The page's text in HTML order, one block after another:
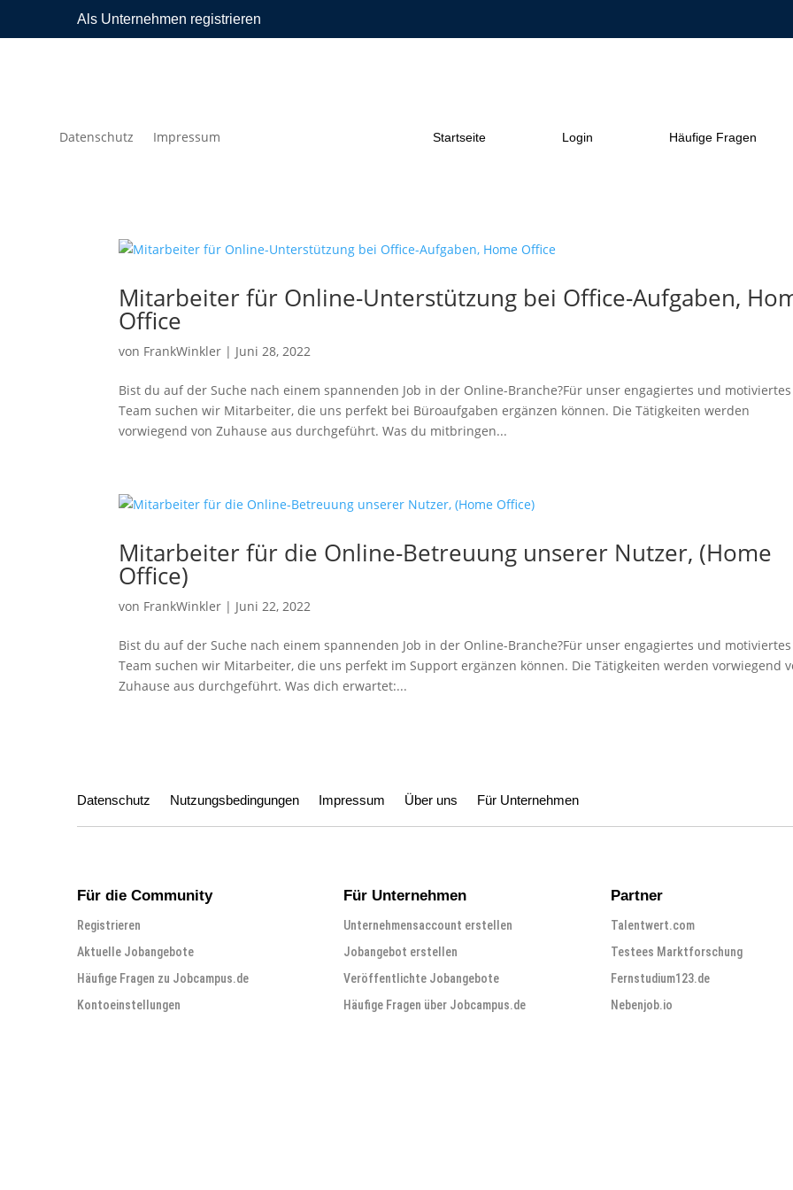
Als Unternehmen registrieren
Datenschutz Impressum Startseite Login Häufige Fragen
Mitarbeiter für Online-Unterstützung bei Office-Aufgaben,
Office
von FrankWinkler | Juni 28, 2022
Bist du auf der Suche nach einem spannenden Job in der Online-Branche?Für unser engagiertes und motiviertes
Team suchen wir Mitarbeiter, die uns perfekt bei Büroaufgaben ergänzen können. Die Tätigkeiten werden
vorwiegend von Zuhause aus durchgeführt. Was du mitbringen...
Mitarbeiter für die Online-Betreuung unserer Nutzer, (Home
Office)
von FrankWinkler | Juni 22, 2022
Bist du auf der Suche nach einem spannenden Job in der Online-Branche?Für unser engagiertes und motiviertes
Team suchen wir Mitarbeiter, die uns perfekt im Support ergänzen können. Die Tätigkeiten werden vorwiegend
Zuhause aus durchgeführt. Was dich erwartet:...
Datenschutz Nutzungsbedingungen Impressum Über uns Für Unternehmen
Für die Community
Registrieren
Aktuelle Jobangebote
Häufige Fragen zu Jobcampus.de
Kontoeinstellungen
Für Unternehmen
Unternehmensaccount erstellen
Jobangebot erstellen
Veröffentlichte Jobangebote
Häufige Fragen über Jobcampus.de
Partner
Talentwert.com
Testees Marktforschung
Fernstudium123.de
Nebenjob.io